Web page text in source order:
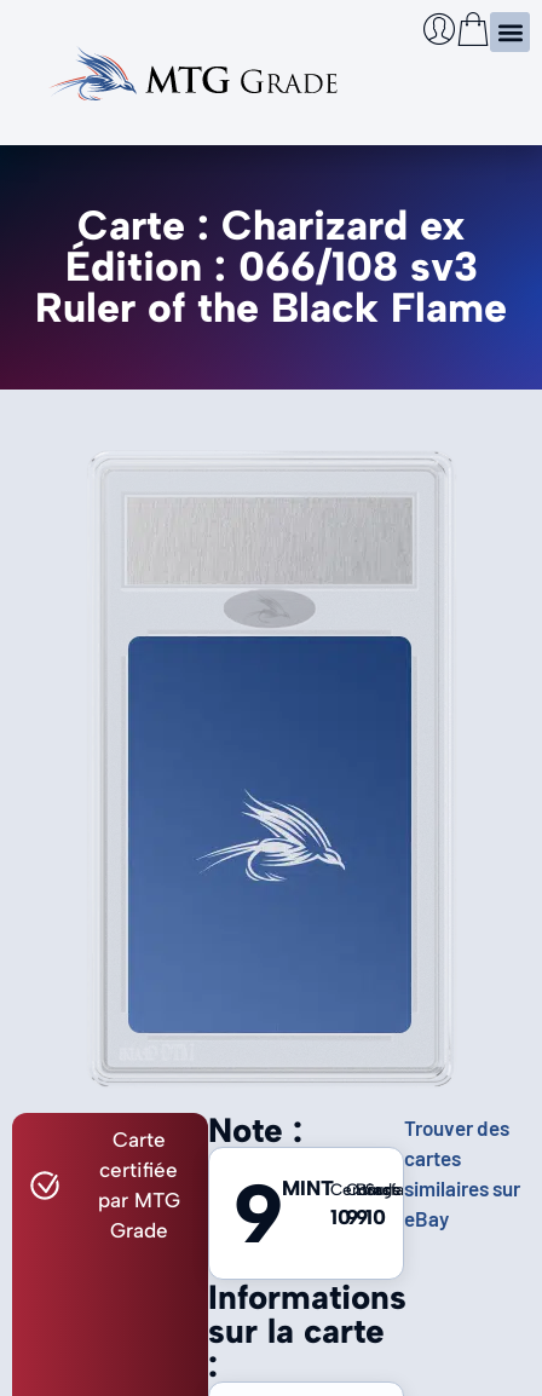
Carte : Charizard ex
Édition : 066/108 sv3
Ruler of the Black Flame
Carte
certifiée
par MTG
Grade
Informations
sur la carte
:
Note :
9MINTCentrage
10
Coins
9
Bords
9
Surface
10
Trouver des
cartes
similaires sur
eBay